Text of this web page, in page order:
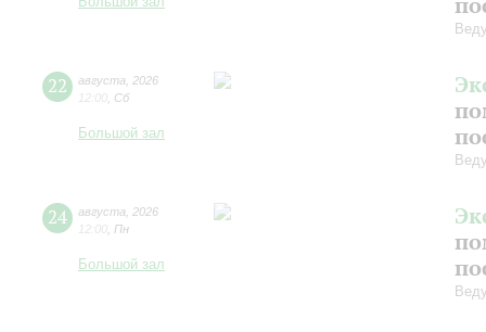
22 августа
2026
12:00 Сб
Большой зал
24 августа
2026
12:00 Пн
Большой зал